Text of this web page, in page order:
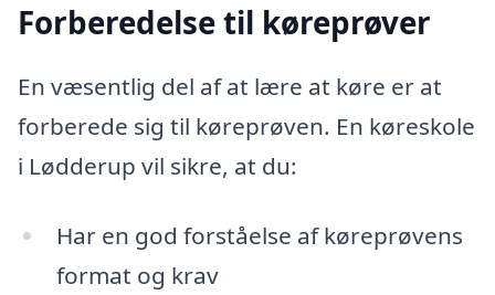
Forberedelse til køreprøver
En væsentlig del af at lære at køre er at
forberede sig til køreprøven. En køreskole
i Lødderup vil sikre, at du:
Har en god forståelse af køreprøvens
format og krav